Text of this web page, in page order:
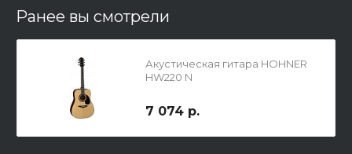
Ранее вы смотрели
Акустическая гитара HOHNER
HW220 N
7 074 р.